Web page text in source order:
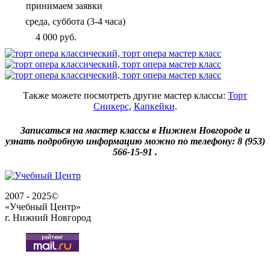
принимаем заявки
среда, суббота (3-4 часа)
4 000 руб.
Также можете посмотреть другие мастер классы: Торт
Сникерс, Капкейки.
Записаться на мастер классы в Нижнем Новгороде и
узнать подробную информацию можно по телефону: 8 (953)
566-15-91 .
2007 - 2025©
«Учебный Центр»
г. Нижний Новгород